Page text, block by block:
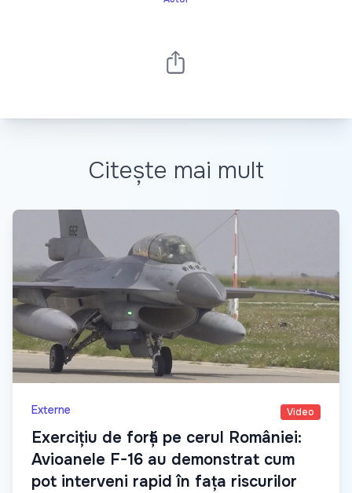
Citește mai mult
Externe Video
Exercițiu de forță pe cerul României:
Avioanele F-16 au demonstrat cum
pot interveni rapid în fața riscurilor